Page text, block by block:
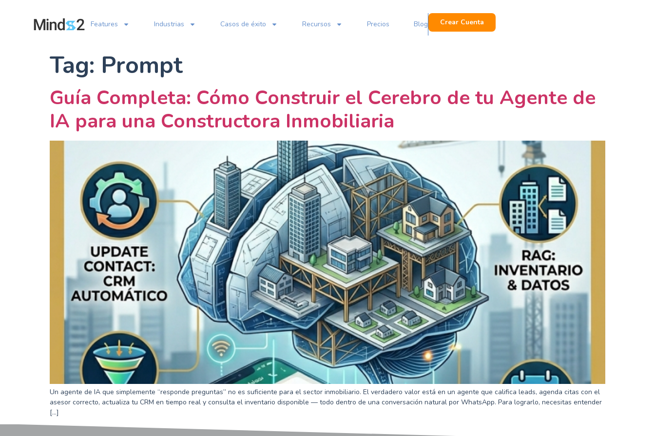
Features Industrias Casos de éxito Recursos Precios Blog Crear Cuenta
Tag: Prompt
Guía Completa: Cómo Construir el Cerebro de tu Agente de
IA para una Constructora Inmobiliaria
Un agente de IA que simplemente “responde preguntas” no es suficiente para el sector inmobiliario. El verdadero valor está en un agente que califica leads, agenda citas con el
asesor correcto, actualiza tu CRM en tiempo real y consulta el inventario disponible — todo dentro de una conversación natural por WhatsApp. Para lograrlo, necesitas entender
[…]